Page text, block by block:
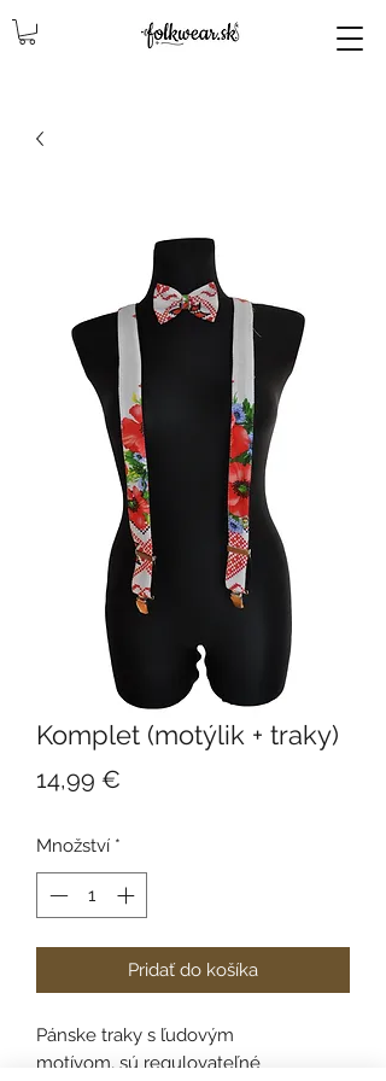
Komplet (motýlik + traky)
14,99 €
Množství *
Pridať do košíka
Pánske traky s ľudovým
motívom, sú regulovateľné